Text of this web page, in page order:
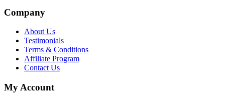
Company
About Us
Testimonials
Terms & Conditions
Affiliate Program
Contact Us
My Account